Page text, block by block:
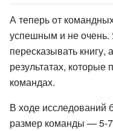
А теперь от
успешным и не очень.
пересказывать книгу,
результатах,
командах.
В ходе исследований
размер команды — 5-